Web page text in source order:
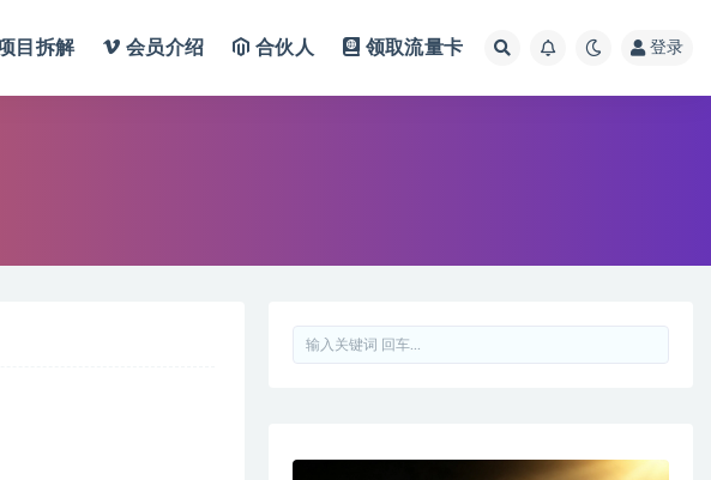
目拆解 会员介绍 合伙人 领取流量卡 登录